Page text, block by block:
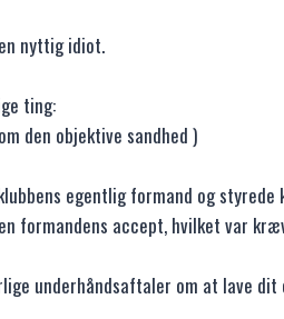
nyttig idiot.
ting:
den objektive sandhed )
egentlig formand og styrede
formandens accept, hvilket var
underhåndsaftaler om at lave